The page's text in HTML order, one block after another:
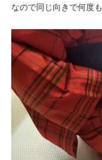
なので同じ向きで何度